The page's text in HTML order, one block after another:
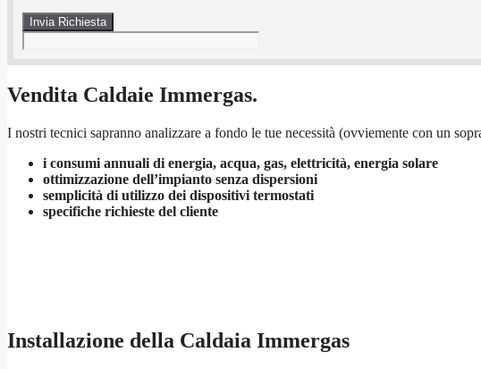
Vendita Caldaie Immergas.
I nostri tecnici sapranno analizzare a fondo le tue necessità (ovviemente con un
i consumi annuali di energia, acqua, gas, elettricità, energia solare
ottimizzazione dell’impianto senza dispersioni
semplicità di utilizzo dei dispositivi termostati
specifiche richieste del cliente
Installazione della Caldaia Immergas